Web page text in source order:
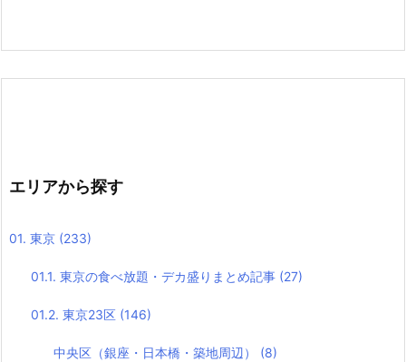
エリアから探す
01. 東京 (233)
01.1. 東京の食べ放題・デカ盛りまとめ記事 (27)
01.2. 東京23区 (146)
中央区（銀座・日本橋・築地周辺） (8)